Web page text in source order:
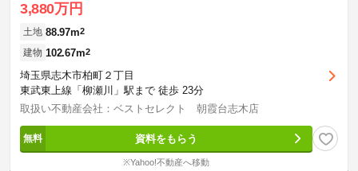
3,880万円
土地 88.97m2
建物 102.67m2
埼玉県志木市柏町２丁目
東武東上線「柳瀬川」駅まで 徒歩 23分
取扱い不動産会社：ベストセレクト 朝霞台志木店
資料をもらう
※Yahoo!不動産へ移動